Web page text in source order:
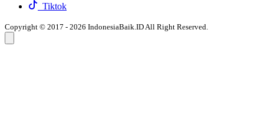
Tiktok
Copyright © 2017 - 2026 IndonesiaBaik.ID All Right Reserved.